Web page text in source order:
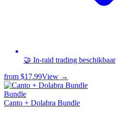
🤝 In-raid trading beschikbaar
from $17.99View →
Bundle
Canto + Dolabra Bundle